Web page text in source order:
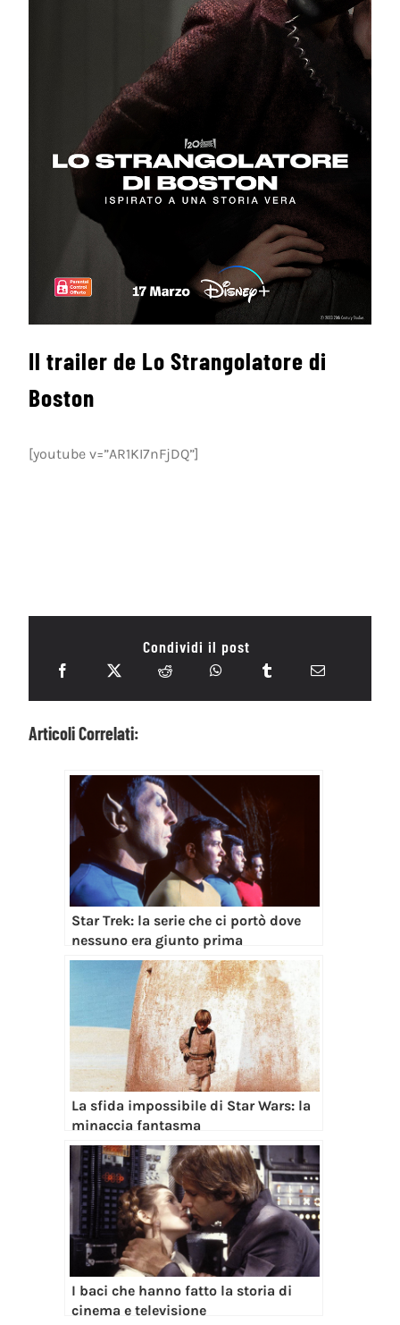
Il trailer de Lo Strangolatore di
Boston
[youtube v=”AR1KI7nFjDQ”]
Condividi il post
Articoli Correlati:
Star Trek: la serie che ci portò dove
nessuno era giunto prima
La sfida impossibile di Star Wars: la
minaccia fantasma
I baci che hanno fatto la storia di
cinema e televisione